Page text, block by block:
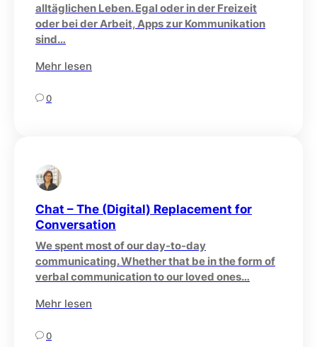
alltäglichen Leben. Egal oder in der Freizeit
oder bei der Arbeit, Apps zur Kommunikation
sind…
Mehr lesen
0
Chat – The (Digital) Replacement for
Conversation
We spent most of our day-to-day
communicating. Whether that be in the form of
verbal communication to our loved ones…
Mehr lesen
0